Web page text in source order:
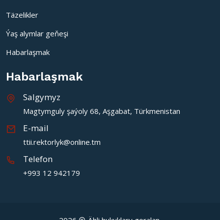
Täzelikler
Ýaş alymlar geňeşi
Habarlaşmak
Habarlaşmak
Salgymyz
Magtymguly şaýoly 68, Aşgabat, Türkmenistan
E-mail
ttii.rektorlyk@online.tm
Telefon
+993 12 942179